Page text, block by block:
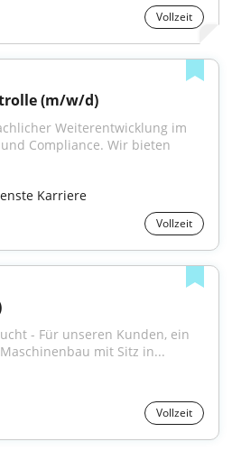
Vollzeit
(m/w/d)
Weiterentwicklung im
Compliance. Wir bieten
Karriere
Vollzeit
- Für unseren Kunden, ein
mit Sitz in...
Vollzeit